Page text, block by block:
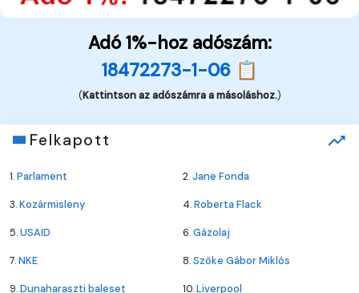
Adó 1%-hoz adószám:
18472273-1-06 📋
(Kattintson az adószámra a másoláshoz.)
Felkapott
1.Parlament 2.Jane Fonda
3.Kozármisleny 4.Roberta Flack
5.USAID 6.Gázolaj
7.NKE 8.Szőke Gábor Miklós
9.Dunaharaszti baleset 10.Liverpool